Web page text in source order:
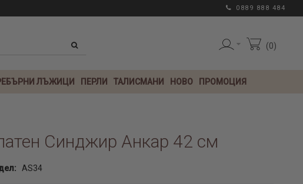
0889 888 484
0
ЛЪЖИЦИ ПЕРЛИ ТАЛИСМАНИ НОВО ПРОМОЦИЯ
Синджир Анкар 42 см
AS34